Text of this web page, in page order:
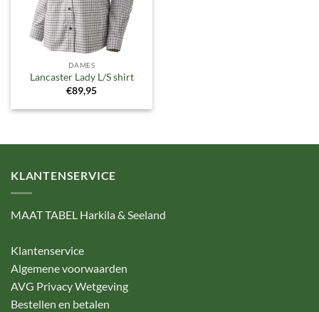
DAMES
Lancaster Lady L/S shirt
€89,95
KLANTENSERVICE
MAAT TABEL Harkila & Seeland
Klantenservice
Algemene voorwaarden
AVG Privacy Wetgeving
Bestellen en betalen